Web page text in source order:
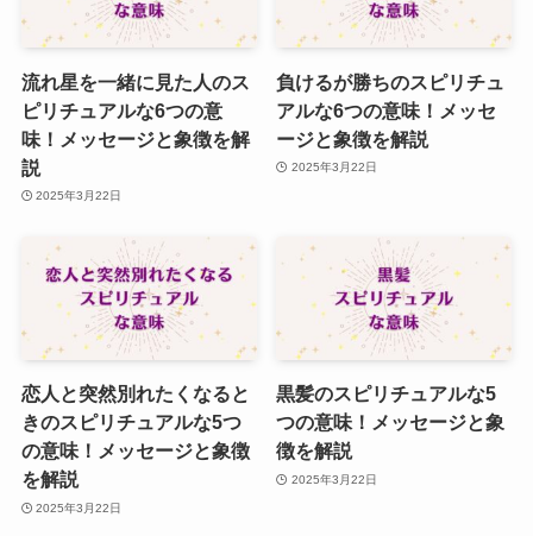
流れ星を一緒に見た人のス
ピリチュアルな6つの意
味！メッセージと象徴を解
説
2025年3月22日
負けるが勝ちのスピリチュ
アルな6つの意味！メッセ
ージと象徴を解説
2025年3月22日
恋人と突然別れたくなると
きのスピリチュアルな5つ
の意味！メッセージと象徴
を解説
2025年3月22日
黒髪のスピリチュアルな5
つの意味！メッセージと象
徴を解説
2025年3月22日